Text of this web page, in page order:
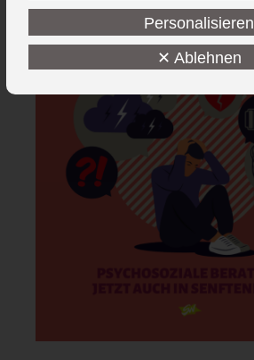
This post is also available in:
Personalisieren
✕ Ablehnen